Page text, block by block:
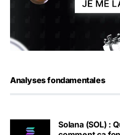
Analyses fondamentales
Solana (SOL) :